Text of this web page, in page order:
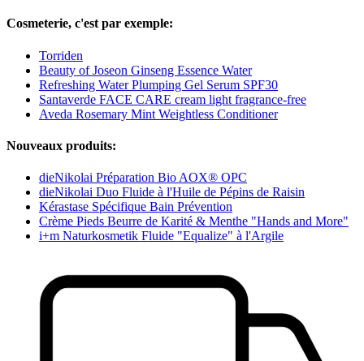
Cosmeterie, c'est par exemple:
Torriden
Beauty of Joseon Ginseng Essence Water
Refreshing Water Plumping Gel Serum SPF30
Santaverde FACE CARE cream light fragrance-free
Aveda Rosemary Mint Weightless Conditioner
Nouveaux produits:
dieNikolai Préparation Bio AOX® OPC
dieNikolai Duo Fluide à l'Huile de Pépins de Raisin
Kérastase Spécifique Bain Prévention
Crème Pieds Beurre de Karité & Menthe "Hands and More"
i+m Naturkosmetik Fluide "Equalize" à l'Argile